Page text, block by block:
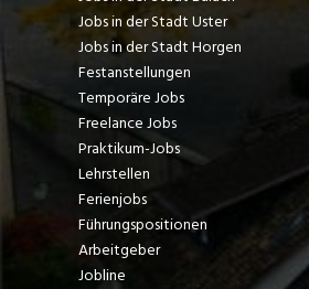
Jobs in der Stadt Uster
Jobs in der Stadt Horgen
Festanstellungen
Temporäre Jobs
Freelance Jobs
Praktikum-Jobs
Lehrstellen
Ferienjobs
Führungspositionen
Arbeitgeber
Jobline